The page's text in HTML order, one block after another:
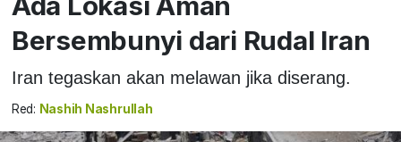
Bersembunyi dari Rudal Iran
Iran tegaskan akan melawan jika diserang.
Red: Nashih Nashrullah